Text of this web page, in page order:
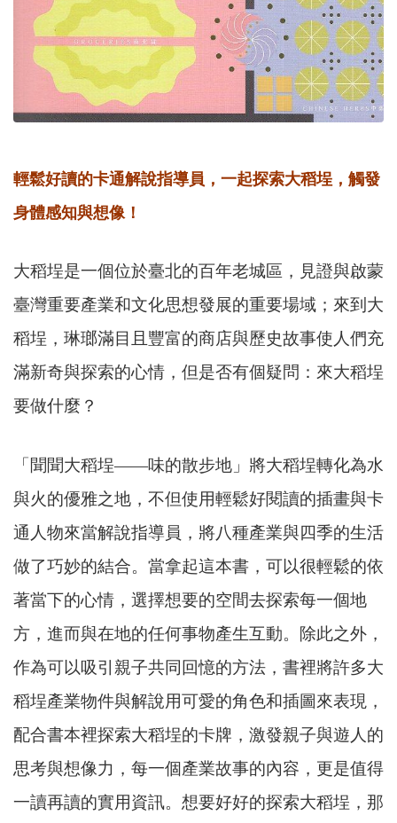
輕鬆好讀的卡通解說指導員，一起探索大稻埕，觸發
身體感知與想像！
大稻埕是一個位於臺北的百年老城區，見證與啟蒙
臺灣重要產業和文化思想發展的重要場域；來到大
稻埕，琳瑯滿目且豐富的商店與歷史故事使人們充
滿新奇與探索的心情，但是否有個疑問：來大稻埕
要做什麼？
「聞聞大稻埕——味的散步地」將大稻埕轉化為水
與火的優雅之地，不但使用輕鬆好閱讀的插畫與卡
通人物來當解說指導員，將八種產業與四季的生活
做了巧妙的結合。當拿起這本書，可以很輕鬆的依
著當下的心情，選擇想要的空間去探索每一個地
方，進而與在地的任何事物產生互動。除此之外，
作為可以吸引親子共同回憶的方法，書裡將許多大
稻埕產業物件與解說用可愛的角色和插圖來表現，
配合書本裡探索大稻埕的卡牌，激發親子與遊人的
思考與想像力，每一個產業故事的內容，更是值得
一讀再讀的實用資訊。想要好好的探索大稻埕，那